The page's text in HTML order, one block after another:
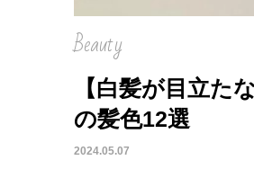
Beauty
【白髪が目立た
の髪色12選
2024.05.07